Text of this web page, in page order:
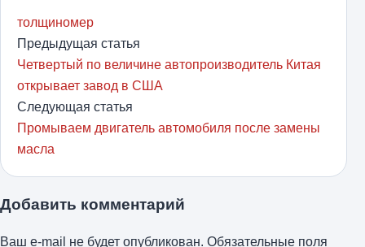
толщиномер
Предыдущая статья
Четвертый по величине автопроизводитель Китая
открывает завод в США
Следующая статья
Промываем двигатель автомобиля после замены
масла
Добавить комментарий
Ваш e-mail не будет опубликован. Обязательные поля